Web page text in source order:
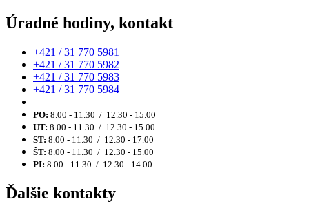
Úradné hodiny, kontakt
+421 / 31 770 5981
+421 / 31 770 5982
+421 / 31 770 5983
+421 / 31 770 5984
PO: 8.00 - 11.30 / 12.30 - 15.00
UT: 8.00 - 11.30 / 12.30 - 15.00
ST: 8.00 - 11.30 / 12.30 - 17.00
ŠT: 8.00 - 11.30 / 12.30 - 15.00
PI: 8.00 - 11.30 / 12.30 - 14.00
Ďalšie kontakty